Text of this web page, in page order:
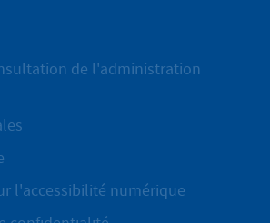
de l'administration
l'accessibilité numérique